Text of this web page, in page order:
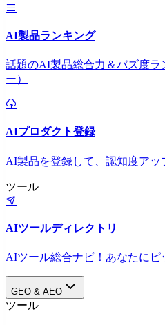
AI製品ランキング
話題のAI製品総合力＆バズ度ラ
ー）
AIプロダクト登録
AI製品を登録して、認知度アッ
ツール
AIツールディレクトリ
AIツール総合ナビ！あなたにピ
GEO & AEO
ツール